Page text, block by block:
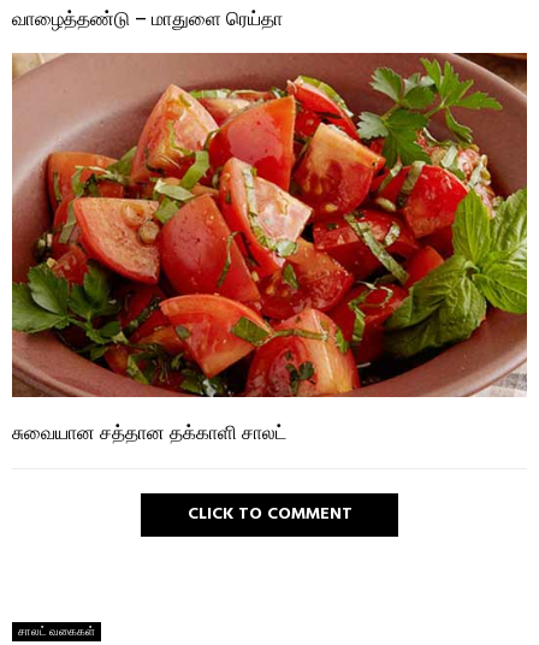
வாழைத்தண்டு – மாதுளை ரெய்தா
சுவையான சத்தான தக்காளி சாலட்
CLICK TO COMMENT
சாலட் வகைகள்